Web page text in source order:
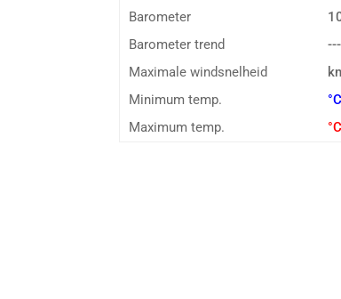
Barometer
Barometer trend
Maximale windsnelheid
Minimum temp.
°C
Maximum temp.
°C